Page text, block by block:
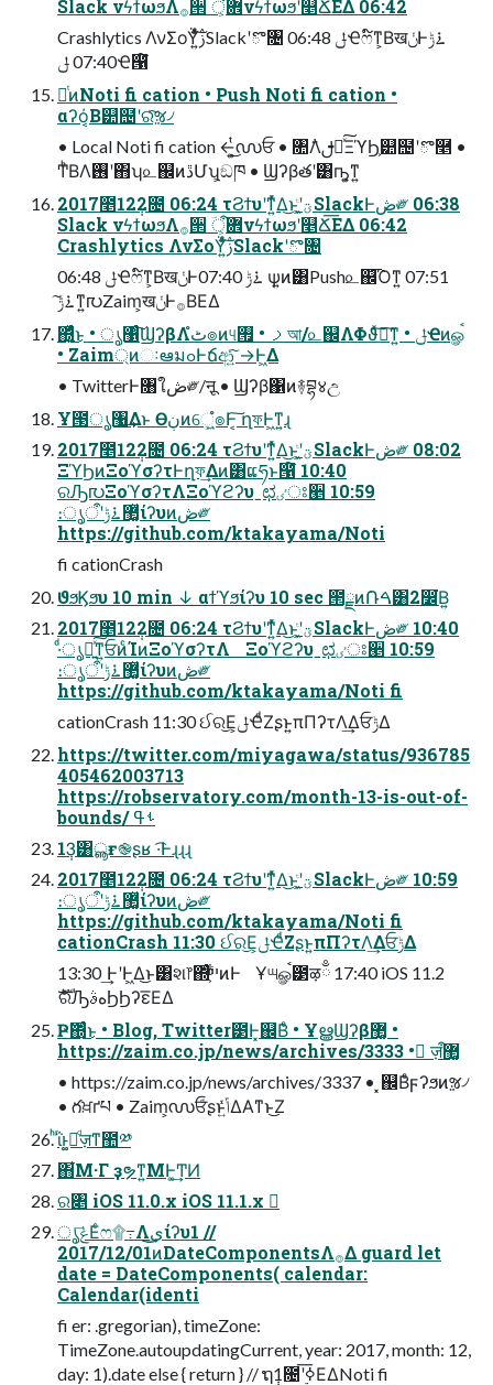
Slack νϟϯωϧΛ࡞੒ ؔ܎ऀ͕νϟϯωϧʹ௥Ճ͞ΕΔ 06:42
Crashlytics ΛνΣοΫ͍ͯͨ͠ࢲSlackʹొ৔ 06:48 ݪҼෆ໌ͳ͕ΒखݩͰ࠶ݱ
07:40 ݪҼ൑໌
ೋͭͷNoti fi cation • Push Noti fi cation •
αʔό͔Β୺຤ʹରͯ͠ૹ৴
• Local Noti fi cation ←͍͕ͭ͜൜ਓ • ৚݅Λࢦఆͯ͠ΞϓϦ͕୺຤ʹొ࿥ •
ͲͪΒΛ࢖͏ʹ΋ʮ௨஌ͷڐՄʯ͕ඞཁ • Ϣʔβతʹ͸ҧ͍͕ͳ͍
2017೥12݄2೔ 06:24 τϨϯυʹͳ͍ͬͯΔ͜ͱʹؾ͕͖ͭSlackͰڞ༗ 06:38
Slack νϟϯωϧΛ࡞੒ ؔ܎ऀ͕νϟϯωϧʹ௥Ճ͞ΕΔ 06:42
Crashlytics ΛνΣοΫ͍ͯͨ͠ࢲSlackʹొ৔
06:48 ݪҼෆ໌ͳ͕ΒखݩͰ࠶ݱ 07:40 ѱ͍ͷ͸Push௨஌͡Όͳ͍ 07:51
࠶ݱ͠ͳ͍൛Zaim͕खݩͰ࡞ΒΕΔ
΍͍ͬͯͨ͜ͱ • ൃ঱ͨ͠ϢʔβΛٹ͏ํ๏ͷ୳ࡧ • ࡟আ/௨஌ΛΦϑͯ͠ཉ͘͠ͳ͍ • ݪҼͷௐࠪ
• Zaim্ͷઃఆมߋͰճආ͍ͨ͠ →Ͱ͖Δ
• TwitterͰ৘ใڞ༗/ऩू • Ϣʔβ΁ͷ࿈བྷ४උ
Ұ౓ൃ঱͢Δͱ Өڹͷେ͖͍ํ๏Ͱ͔͠ ղফͰ͖ͳ͍ɻ
2017೥12݄2೔ 06:24 τϨϯυʹͳ͍ͬͯΔ͜ͱʹؾ͕͖ͭSlackͰڞ༗ 08:02
ΞϓϦͷΞοϓσʔτͰղফ͢Δͷ͸ແཧͱ൑໌ 10:40
ରԠ൛ΞοϓσʔτΛΞοϓϩʔυˍಛٸਃ੥ 10:59
։ൃऀʹ޲͚ͯ࠶ݱίʔυͷڞ༗
https://github.com/ktakayama/Noti
fi cationCrash
ϑϧϏϧυ 10 min ↓ αϯϓϧίʔυ 10 sec ౒ྗͷ݁Ռࠓ͸2෼͘Β͍
2017೥12݄2೔ 06:24 τϨϯυʹͳ͍ͬͯΔ͜ͱʹؾ͕͖ͭSlackͰڞ༗ 10:40
·ͩൃಈ͍ͯ͠ͳ͍ਓͷͨΊͷΞοϓσʔτΛ Ξοϓϩʔυˍಛٸਃ੥ 10:59
։ൃऀʹ޲͚ͯ࠶ݱίʔυͷڞ༗
https://github.com/ktakayama/Noti fi
cationCrash 11:30 ઈର͜Ε͕ݪҼͩΖʂͱ͍͏πΠʔτΛ͢ΔਓݱΔ
https://twitter.com/miyagawa/status/936785
405462003713
https://robservatory.com/month-13-is-out-of-
bounds/ ࢀߟ
13݄͸ൣғ֎ʂʁ ·͡Ͱɻɻɻ
2017೥12݄2೔ 06:24 τϨϯυʹͳ͍ͬͯΔ͜ͱʹؾ͕͖ͭSlackͰڞ༗ 10:59
։ൃऀʹ޲͚ͯ࠶ݱίʔυͷڞ༗
https://github.com/ktakayama/Noti fi
cationCrash 11:30 ઈର͜Ε͕ݪҼͩΖʂͱ͍͏πΠʔτΛ͢ΔਓݱΔ
13:30 ͢ͰʹͰ͖Δ͜ͱ͸શ෦΍ͬͨײ͕͋ͬͨͷͰ Ұ୴ௐࠪ౳ऴྃ 17:40 iOS 11.2
ެࣜରԠهࣄϦϦʔε͞ΕΔ
Ҏ߱΍ͬͨ͜ͱ • Blog, Twitter౳Ͱ͓஌Βͤ • ҰൠϢʔβ޲͚ •
https://zaim.co.jp/news/archives/3333 • ٕज़ऀ޲͚
• https://zaim.co.jp/news/archives/3337 • ͓஌Βͤϝʔϧͷૹ৴
• గਖ਼ґཔ • Zaim͕൜ਓͩʂͱݴ͍ͬͯΔΑ͏ͳͱ͜Ζ
ͪΐͬͱ͚ٕͩज़ͳ಺༰
΋͏͋Μ·Γ ҙຯͳ͍ΜͰ͚͢ͲͶ
ର৅ iOS 11.0.x iOS 11.1.x 
ൃݟ͞Εͨෆ۩߹Λى͜͢ίʔυ1 //
2017/12/01ͷDateComponentsΛ࡞Δ guard let
date = DateComponents( calendar:
Calendar(identi
fi er: .gregorian), timeZone:
TimeZone.autoupdatingCurrent, year: 2017, month: 12,
day: 1).date else { return } // ຖ݄1೔ʹ࣮ߦ͞ΕΔNoti fi